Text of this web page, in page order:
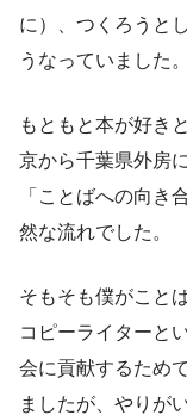
に）、つくろうと
うなっていました。
もともと本が好き
京から千葉県外房
「ことばへの向き
然な流れでした。
そもそも僕がこと
コピーライターと
会に貢献するため
ましたが、やりが